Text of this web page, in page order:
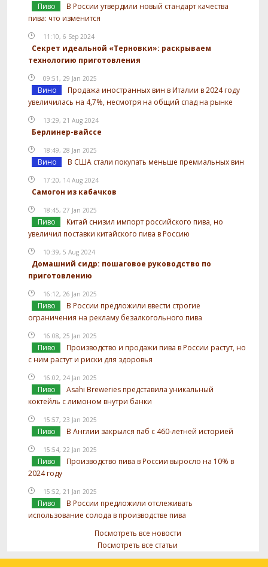
Пиво
В России утвердили новый стандарт качества
пива: что изменится
11:10, 6 Sep 2024
Секрет идеальной «Терновки»: раскрываем
технологию приготовления
09:51, 29 Jan 2025
Вино
Продажа иностранных вин в Италии в 2024 году
увеличилась на 4,7%, несмотря на общий спад на рынке
13:29, 21 Aug 2024
Берлинер-вайссе
18:49, 28 Jan 2025
Вино В США стали покупать меньше премиальных вин
17:20, 14 Aug 2024
Самогон из кабачков
18:45, 27 Jan 2025
Пиво
Китай снизил импорт российского пива, но
увеличил поставки китайского пива в Россию
10:39, 5 Aug 2024
Домашний сидр: пошаговое руководство по
приготовлению
16:12, 26 Jan 2025
Пиво
В России предложили ввести строгие
ограничения на рекламу безалкогольного пива
16:08, 25 Jan 2025
Пиво
Производство и продажи пива в России растут, но
с ним растут и риски для здоровья
16:02, 24 Jan 2025
Пиво
Asahi Breweries представила уникальный
коктейль с лимоном внутри банки
15:57, 23 Jan 2025
Пиво В Англии закрылся паб с 460-летней историей
15:54, 22 Jan 2025
Пиво
Производство пива в России выросло на 10% в
2024 году
15:52, 21 Jan 2025
Пиво
В России предложили отслеживать
использование солода в производстве пива
Посмотреть все новости
Посмотреть все статьи